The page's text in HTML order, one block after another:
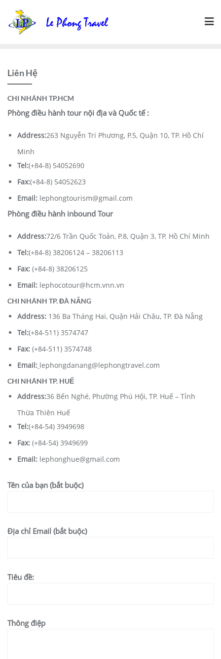
content
Liên Hệ
CHI NHÁNH TP.HCM
Phòng điều hành tour nội địa và Quốc tế :
Address:263 Nguyễn Tri Phương, P.5, Quận 10, TP. Hồ Chí
Minh
Tel:(+84-8) 54052690
Fax:(+84-8) 54052623
Email: lephongtourism@gmail.com
Phòng điều hành inbound Tour
Address:72/6 Trần Quốc Toản, P.8, Quận 3, TP. Hồ Chí Minh
Tel:(+84-8) 38206124 – 38206113
Fax: (+84-8) 38206125
Email: lephocotour@hcm.vnn.vn
CHI NHÁNH TP. ĐÀ NẴNG
Address: 136 Ba Tháng Hai, Quận Hải Châu, TP. Đà Nẵng
Tel:(+84-511) 3574747
Fax: (+84-511) 3574748
Email: lephongdanang@lephongtravel.com
CHI NHÁNH TP. HUẾ
Address:36 Bến Nghé, Phường Phú Hội, TP. Huế – Tỉnh
Thừa Thiên Huế
Tel:(+84-54) 3949698
Fax: (+84-54) 3949699
Email: lephonghue@gmail.com
Tên của bạn (bắt buộc)
Địa chỉ Email (bắt buộc)
Tiêu đề:
Thông điệp